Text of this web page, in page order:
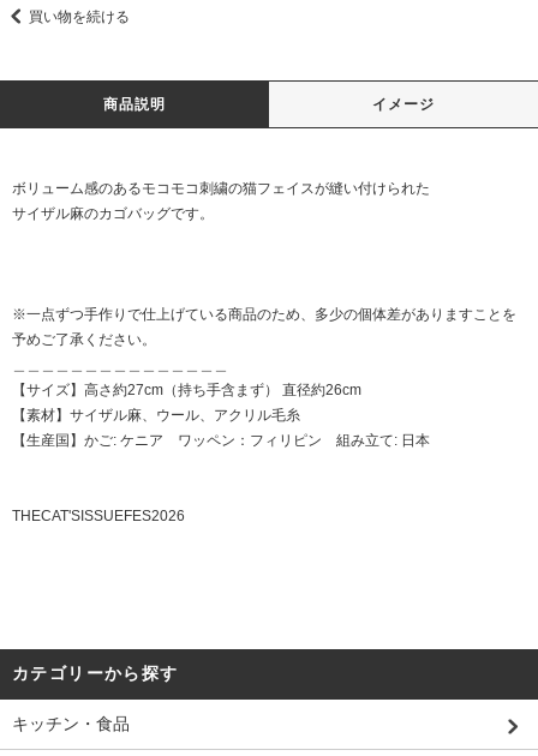
買い物を続ける
商品説明 イメージ
ボリューム感のあるモコモコ刺繍の猫フェイスが縫い付けられた
サイザル麻のカゴバッグです。
※一点ずつ手作りで仕上げている商品のため、多少の個体差がありますことを
予めご了承ください。
【サイズ】高さ約27cm（持ち手含まず） 直径約26cm
【素材】サイザル麻、ウール、アクリル毛糸
【生産国】かご: ケニア ワッペン：フィリピン 組み立て: 日本
THECAT'SISSUEFES2026
カテゴリーから探す
キッチン・食品